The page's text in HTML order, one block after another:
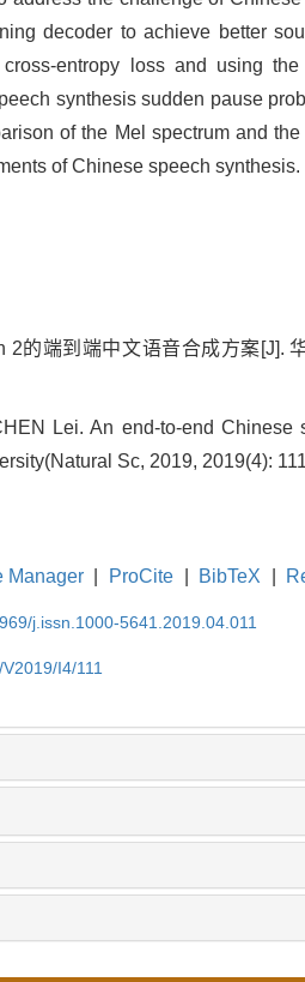
decoder to achieve better
entropy loss and using
synthesis sudden pause
of the Mel spectrum and
of Chinese speech synthesis.
2的端到端中文语音合成方案[J].
Lei. An end-to-end Chinese
Sc, 2019, 2019(4):
Manager ProCite BibTeX
j.issn.1000-5641.2019.04.011
I4/111